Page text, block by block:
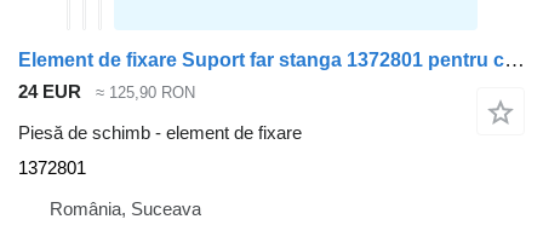
Element de fixare Suport far stanga 1372801 pentru cap tractor DAF CF85
24 EUR ≈ 125,90 RON
Piesă de schimb - element de fixare
1372801
România, Suceava